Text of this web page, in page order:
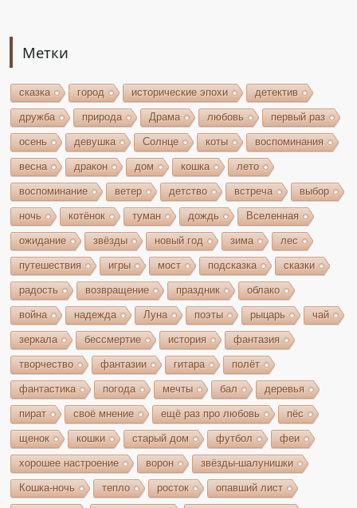
Метки
сказка город исторические эпохи детектив
дружба природа Драма любовь первый раз
осень девушка Солнце коты воспоминания
весна дракон дом кошка лето
воспоминание ветер детство встреча выбор
ночь котёнок туман дождь Вселенная
ожидание звёзды новый год зима лес
путешествия игры мост подсказка сказки
радость возвращение праздник облако
война надежда Луна поэты рыцарь чай
зеркала бессмертие история фантазия
творчество фантазии гитара полёт
фантастика погода мечты бал деревья
пират своё мнение ещё раз про любовь пёс
щенок кошки старый дом футбол феи
хорошее настроение ворон звёзды-шалунишки
Кошка-ночь тепло росток опавший лист